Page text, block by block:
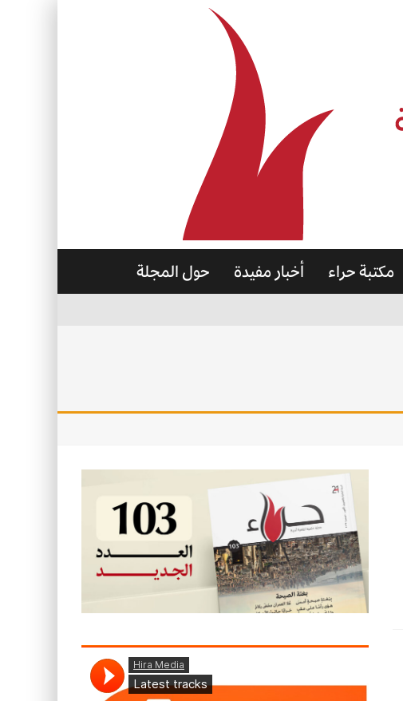
مكتبة حراء أخبار مفيدة حول المجلة